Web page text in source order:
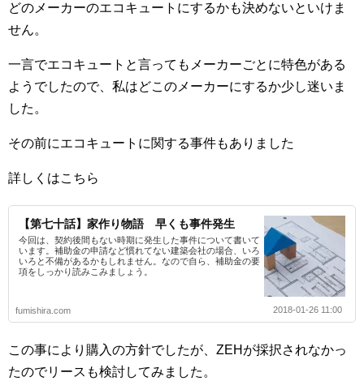
どのメーカーのエコキュートにするかも決めないといけま
せん。
一言でエコキュートと言ってもメーカーごとに特色がある
ようでしたので、私はどこのメーカーにするか少し迷いま
した。
その前にエコキュートに関する事件もありました
詳しくはこちら
【第七十話】家作り物語 早くも事件発生
今回は、契約後間もない時期に発生した事件について書いて
います。補助金の申請など慣れてない建築会社の場合、いろ
いろと不備があるかもしれません。なので自ら、補助金の要
項をしっかり読みこみましょう。
fumishira.com 2018-01-26 11:00
この事により購入の方針でしたが、ZEHが採択されなかっ
たのでリースも検討してみました。